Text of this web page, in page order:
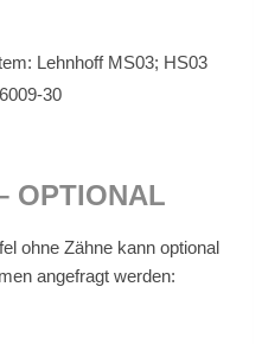
Lehn­hoff MS03; HS03
30
OP­TIO­NAL
ohne Zäh­ne kann op­tio­nal
an­ge­fragt wer­den: